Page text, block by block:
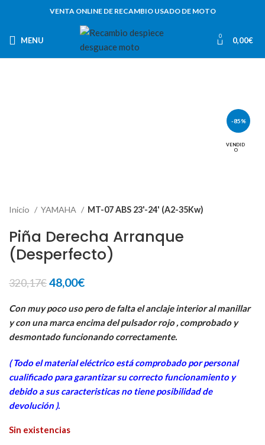
VENTA ONLINE DE RECAMBIO USADO DE MOTO
MENU 0 0,00€
-85%
VENDID
O
Inicio YAMAHA MT-07 ABS 23'-24' (A2-35Kw)
Piña Derecha Arranque
(Desperfecto)
320,17€El
original
era:
320,17€.
48,00€El
actual
es:
48,00€.
Con muy poco uso pero de falta el anclaje interior al manillar
y con una marca encima del pulsador rojo , comprobado y
desmontado funcionando correctamente.
( Todo el material eléctrico está comprobado por personal
cualificado para garantizar su correcto funcionamiento y
debido a sus caracteristicas no tiene posibilidad de
devolución ).
Sin existencias